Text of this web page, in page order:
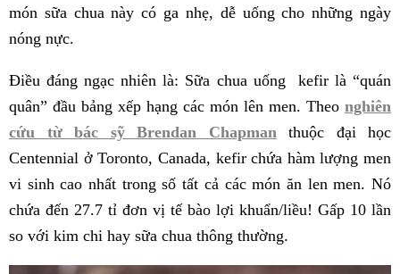
món sữa chua này có ga nhẹ, dễ uống cho những ngày
nóng nực.
Điều đáng ngạc nhiên là: Sữa chua uống kefir là “quán
quân” đầu bảng xếp hạng các món lên men. Theo nghiên
cứu từ bác sỹ Brendan Chapman thuộc đại học
Centennial ở Toronto, Canada, kefir chứa hàm lượng men
vi sinh cao nhất trong số tất cả các món ăn len men. Nó
chứa đến 27.7 tỉ đơn vị tế bào lợi khuẩn/liều! Gấp 10 lần
so với kim chi hay sữa chua thông thường.